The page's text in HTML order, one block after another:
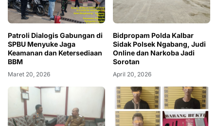
Patroli Dialogis Gabungan di
SPBU Menyuke Jaga
Keamanan dan Ketersediaan
BBM
Maret 20, 2026
Bidpropam Polda Kalbar
Sidak Polsek Ngabang, Judi
Online dan Narkoba Jadi
Sorotan
April 20, 2026